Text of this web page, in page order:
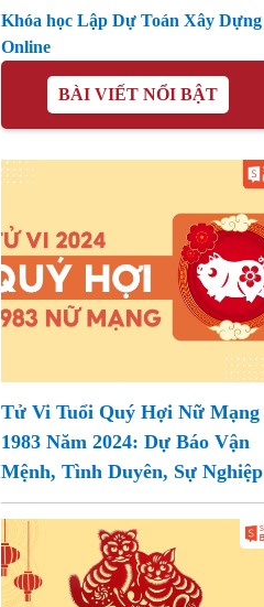
Khóa học Lập Dự Toán Xây Dựng
Online
BÀI VIẾT NỔI BẬT
Tử Vi Tuổi Quý Hợi Nữ Mạng
1983 Năm 2024: Dự Báo Vận
Mệnh, Tình Duyên, Sự Nghiệp